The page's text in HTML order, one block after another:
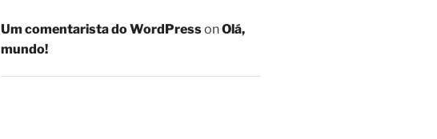
Um comentarista do WordPressonOlá,
mundo!